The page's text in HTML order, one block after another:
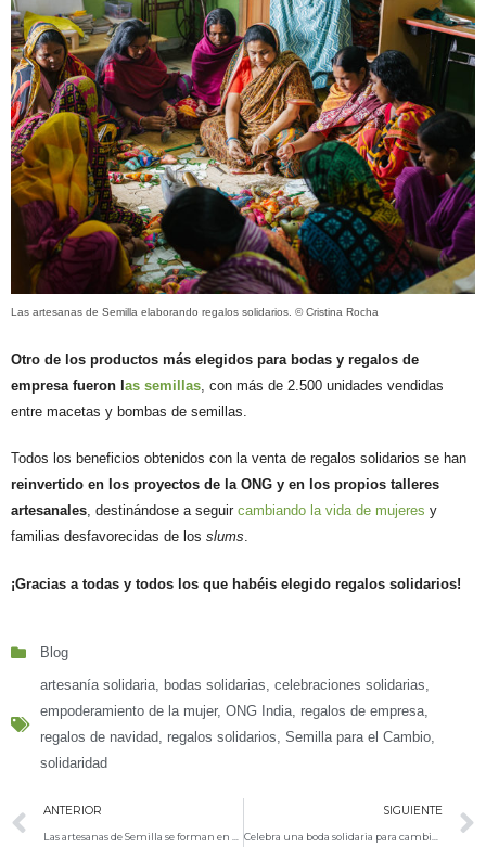
Las artesanas de Semilla elaborando regalos solidarios. © Cristina Rocha
Otro de los productos más elegidos para bodas y regalos de
empresa fueron l as semillas , con más de 2.500 unidades vendidas
entre macetas y bombas de semillas.
Todos los beneficios obtenidos con la venta de regalos solidarios se han
reinvertido en los proyectos de la ONG y en los propios talleres
artesanales, destinándose a seguir cambiando la vida de mujeres y
familias desfavorecidas de los slums.
¡Gracias a todas y todos los que habéis elegido regalos solidarios!
Blog
artesanía solidaria, bodas solidarias, celebraciones solidarias,
empoderamiento de la mujer, ONG India, regalos de empresa,
regalos de navidad, regalos solidarios, Semilla para el Cambio,
solidaridad
ANTERIOR
Las artesanas de Semilla se forman en nuevas técnicas de trenzado de hilo
SIGUIENTE
Celebra una boda solidaria para cambiar vidas